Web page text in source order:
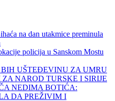
na dan utakmice preminula
policija u Sanskom Mostu
UŠTEĐEVINU ZA UMRU
NAROD TURSKE I SIRIJE
NEDIMA BOTIĆA:
DA PREŽIVIM I